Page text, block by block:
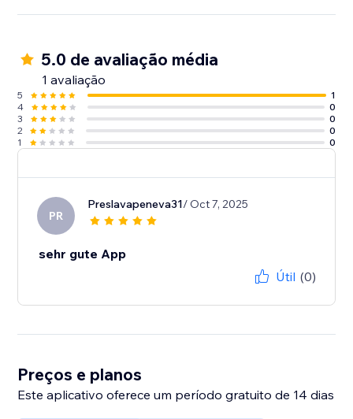
5.0 de avaliação média
1 avaliação
5
1
4
0
3
0
2
0
1
0
PR
Preslavapeneva31/ Oct 7, 2025
sehr gute App
Útil (0)
Preços e planos
Este aplicativo oferece um período gratuito de 14 dias